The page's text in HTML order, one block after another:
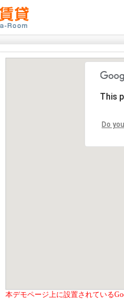
This
Do
本デモページ上に設置されている